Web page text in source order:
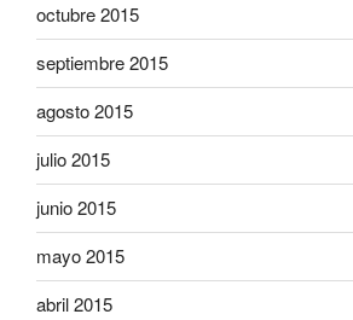
octubre 2015
septiembre 2015
agosto 2015
julio 2015
junio 2015
mayo 2015
abril 2015